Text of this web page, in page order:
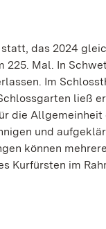
das 2024
225. Mal. In
Im
ließ
die Allgemeinheit
und
können
Kurfürsten im